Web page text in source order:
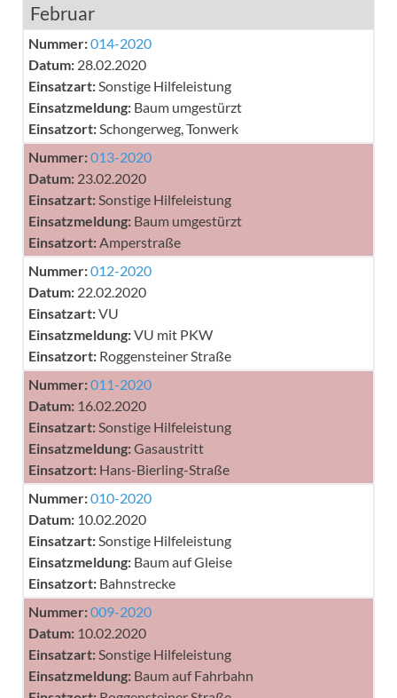
Februar
Nummer:014-2020
Datum: 28.02.2020
Einsatzart: Sonstige Hilfeleistung
Einsatzmeldung: Baum umgestürzt
Einsatzort: Schongerweg, Tonwerk
Nummer:013-2020
Datum: 23.02.2020
Einsatzart: Sonstige Hilfeleistung
Einsatzmeldung: Baum umgestürzt
Einsatzort: Amperstraße
Nummer:012-2020
Datum: 22.02.2020
Einsatzart:VU
Einsatzmeldung:VU mit PKW
Einsatzort: Roggensteiner Straße
Nummer:011-2020
Datum: 16.02.2020
Einsatzart: Sonstige Hilfeleistung
Einsatzmeldung:Gasaustritt
Einsatzort: Hans-Bierling-Straße
Nummer:010-2020
Datum: 10.02.2020
Einsatzart: Sonstige Hilfeleistung
Einsatzmeldung: Baum auf Gleise
Einsatzort: Bahnstrecke
Nummer:009-2020
Datum: 10.02.2020
Einsatzart: Sonstige Hilfeleistung
Einsatzmeldung: Baum auf Fahrbahn